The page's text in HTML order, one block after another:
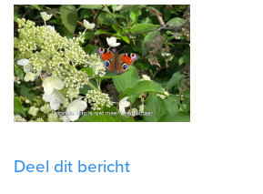
Deel dit bericht